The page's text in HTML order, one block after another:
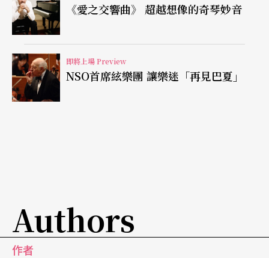
《愛之交響曲》 超越想像的奇琴妙音
即將上場 Preview
NSO首席絃樂團 讓樂迷「再見巴夏」
Authors
作者